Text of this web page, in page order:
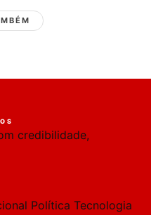
credibilidade,
Política Tecnologia